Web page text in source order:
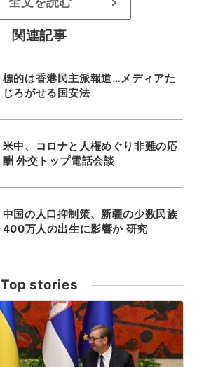
関連記事
標的は香港民主派報道…メディアた
じろがせる国安法
米中、コロナと人権めぐり非難の応
酬 外交トップ電話会談
中国の人口抑制策、新疆の少数民族
400万人の出生に影響か 研究
Top stories